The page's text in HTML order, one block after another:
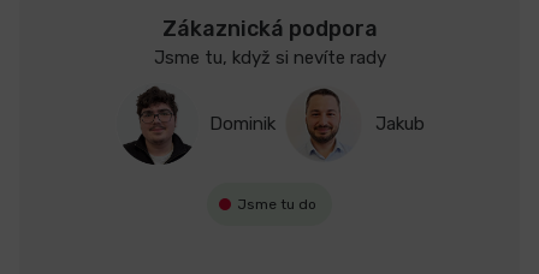
Zákaznická podpora
Jsme tu, když si nevíte rady
Dominik Jakub
Jsme tu do